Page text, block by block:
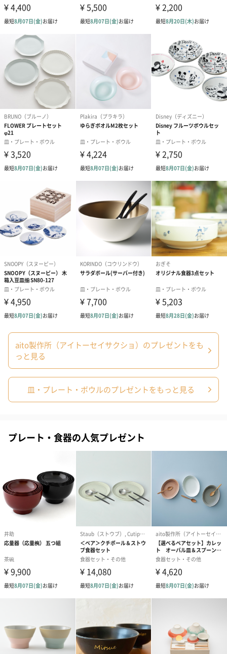
円）
ク）L（600円）
短冊のし
商品の形質上、短冊型の熨斗紙で対応させていただいておりま
す。
セット商品をご購入時に短冊のしオプションを選択された場合、
いずれかの商品1つに短冊のしを付けてお届けします。
結婚祝い（結婚御祝）
（110円）
出産祝い（御出産祝）
（110円）
金銀結び切り(
い用)（寿）
結婚祝いちょい足しギフト
結婚祝いギフトへの＋αにおすすめです。新生活を彩るギフトオプ
ションをご用意いたしました。
商品と同梱してお届けいたします。
ブライダルロリポップ
ドレス（いちご味)
（1,122円）
タキシード（コーラ味)
（1,122円）
夫婦箸と箸置
（2,420円）
生花
も1日遅くなります。
シーズンブーケ（ひま
わり）（1,880円）
ブーケ（ホワイトグリ
ーン）（1,650円）
ブーケ（ピン
（1,650円）
ドライフラワー・プリザーブドフラワー
自然のお花で作ったドライフラワー・プリザーブドフラワーを同
aito製作所（アイトーセイサクショ）のプレゼントをも
っと見る
皿・プレート・ボウルのプレゼントをもっと見る
プレート・食器の人気プレゼント